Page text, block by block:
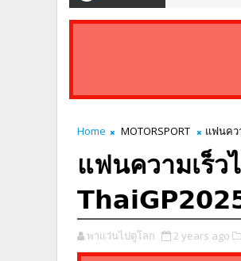
Home MOTORSPORT แฟนคว
แฟนความเร็ว
𝗧𝗵𝗮𝗶𝗚𝗣𝟮𝟬𝟮𝟱
พาแว่นไปดูโลก 2 years ago